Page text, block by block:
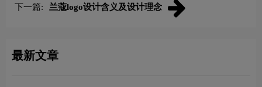
下一篇: 兰蔻logo设计含义及设计理念
最新文章